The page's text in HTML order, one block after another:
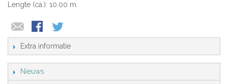
Lengte (ca.): 10.00 m.
Extra informatie
Nieuws